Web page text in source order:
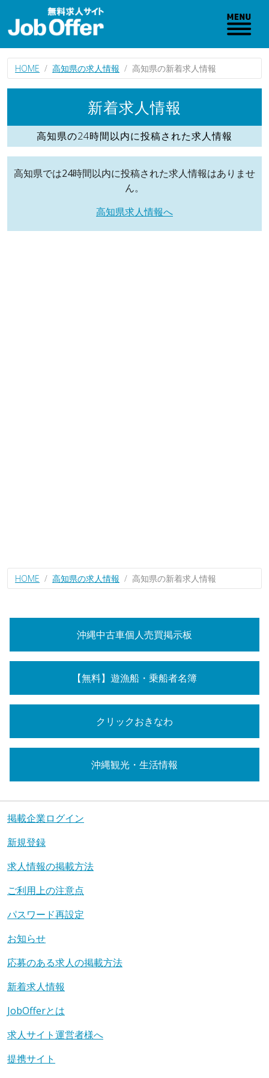
HOME 高知県の求人情報 高知県の新着求人情報
新着求人情報
高知県の24時間以内に投稿された求人情報
高知県では24時間以内に投稿された求人情報はありませ
ん。
高知県求人情報へ
HOME 高知県の求人情報 高知県の新着求人情報
沖縄中古車個人売買掲示板
【無料】遊漁船・乗船者名簿
クリックおきなわ
沖縄観光・生活情報
掲載企業ログイン
新規登録
求人情報の掲載方法
ご利用上の注意点
パスワード再設定
お知らせ
応募のある求人の掲載方法
新着求人情報
JobOfferとは
求人サイト運営者様へ
提携サイト